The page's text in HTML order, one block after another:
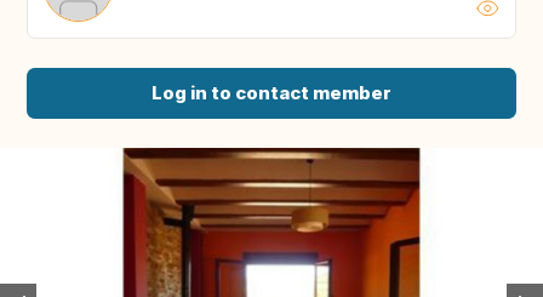
Log in to contact member